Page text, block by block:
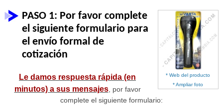
* Web del producto
* Ampliar foto
PASO 1: Por favor complete
el siguiente formulario para
el envío formal de
cotización
Le damos respuesta rápida (en
minutos) a sus mensajes, por favor
complete el siguiente formulario: